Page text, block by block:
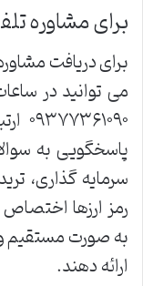
برای مشاوره
برای دریافت
می توانید در
پاسخگویی به
سرمایه گذاری،
رمز ارزها اختصاص
به صورت مستقیم و
ارائه دهند.